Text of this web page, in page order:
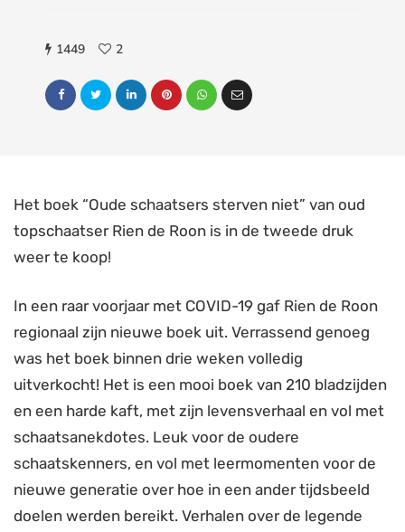
1449 2
Het boek “Oude schaatsers sterven niet” van oud
topschaatser Rien de Roon is in de tweede druk
weer te koop!
In een raar voorjaar met COVID-19 gaf Rien de Roon
regionaal zijn nieuwe boek uit. Verrassend genoeg
was het boek binnen drie weken volledig
uitverkocht! Het is een mooi boek van 210 bladzijden
en een harde kaft, met zijn levensverhaal en vol met
schaatsanekdotes. Leuk voor de oudere
schaatskenners, en vol met leermomenten voor de
nieuwe generatie over hoe in een ander tijdsbeeld
doelen werden bereikt. Verhalen over de legende